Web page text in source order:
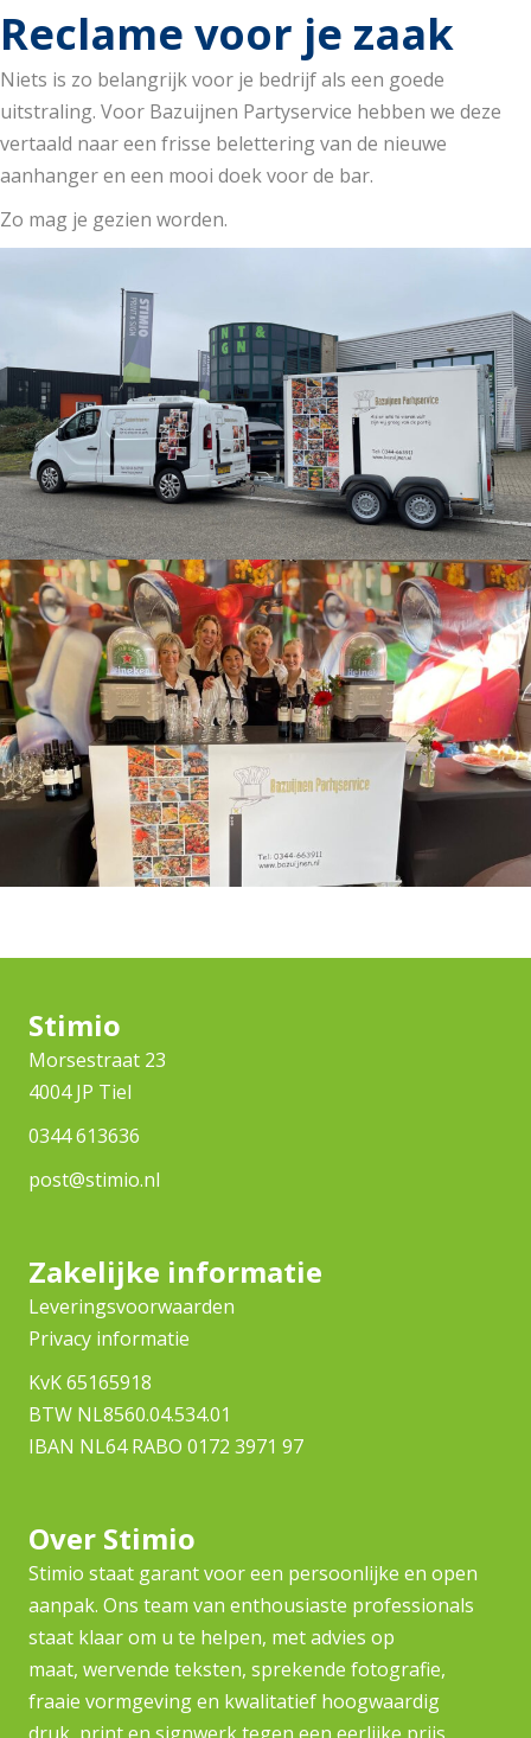
Reclame voor je zaak
Niets is zo belangrijk voor je bedrijf als een goede
uitstraling. Voor Bazuijnen Partyservice hebben we deze
vertaald naar een frisse belettering van de nieuwe
aanhanger en een mooi doek voor de bar.
Zo mag je gezien worden.
Stimio
Morsestraat 23
4004 JP Tiel
0344 613636
post@stimio.nl
Zakelijke informatie
Leveringsvoorwaarden
Privacy informatie
KvK 65165918
BTW NL8560.04.534.01
IBAN NL64 RABO 0172 3971 97
Over Stimio
Stimio staat garant voor een persoonlijke en open
aanpak. Ons team van enthousiaste professionals
staat klaar om u te helpen, met advies op
maat, wervende teksten, sprekende fotografie,
fraaie vormgeving en kwalitatief hoogwaardig